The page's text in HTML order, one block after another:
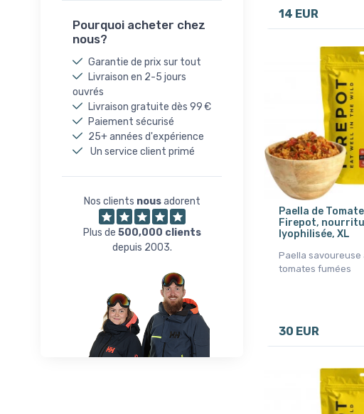
Pourquoi acheter chez
nous?
Garantie de prix sur tout
Livraison en 2-5 jours
ouvrés
Livraison gratuite dès 99 €
Paiement sécurisé
25+ années d'expérience
Un service client primé
Nos clients nousadorent
Plus de 500,000 clients
depuis 2003.
14 EUR
Paella de
Firepot,
lyophilisée, XL
Paella savoureuse
tomates fumées
30 EUR